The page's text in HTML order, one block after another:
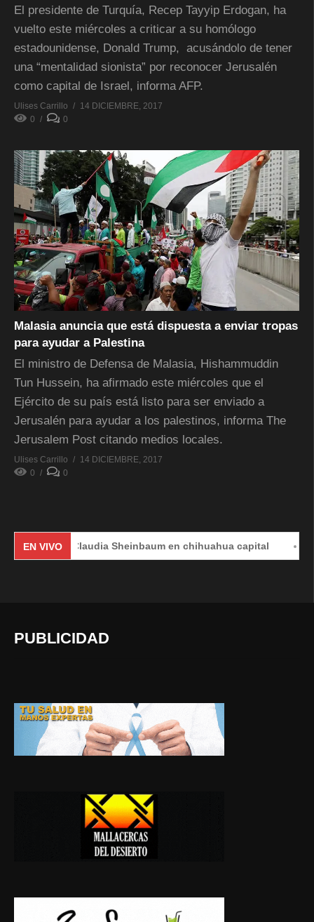
El presidente de Turquía, Recep Tayyip Erdogan, ha
vuelto este miércoles a criticar a su homólogo
estadounidense, Donald Trump, acusándolo de tener
una “mentalidad sionista” por reconocer Jerusalén
como capital de Israel, informa AFP.
Ulises Carrillo
14 DICIEMBRE, 2017
0
0
Malasia anuncia que está dispuesta a enviar tropas
para ayudar a Palestina
El ministro de Defensa de Malasia, Hishammuddin
Tun Hussein, ha afirmado este miércoles que el
Ejército de su país está listo para ser enviado a
Jerusalén para ayudar a los palestinos, informa The
Jerusalem Post citando medios locales.
Ulises Carrillo
14 DICIEMBRE, 2017
0
0
EN VIVOClaudia Sheinbaum en chihuahua capital
PUBLICIDAD